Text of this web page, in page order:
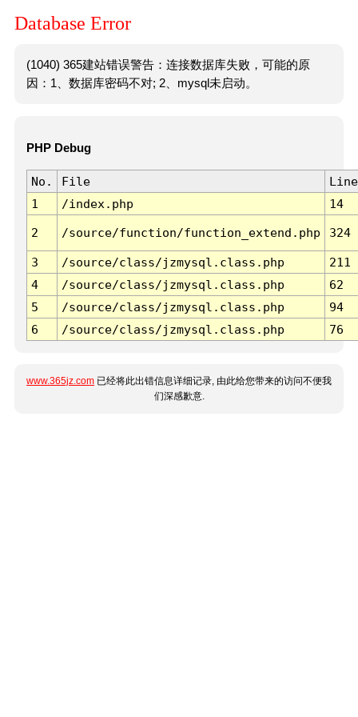
Database Error
(1040) 365建站错误警告：连接数据库失败，可能的原
因：1、数据库密码不对; 2、mysql未启动。
PHP Debug
No. File
Line
1
/index.php 14
2 /source/function/function_extend.php 324
3 /source/class/jzmysql.class.php
211
4
/source/class/jzmysql.class.php
62
5
/source/class/jzmysql.class.php
94
6
/source/class/jzmysql.class.php 76
www.365jz.com 已经将此出错信息详细记录, 由此给您带来的访问不便我
们深感歉意.